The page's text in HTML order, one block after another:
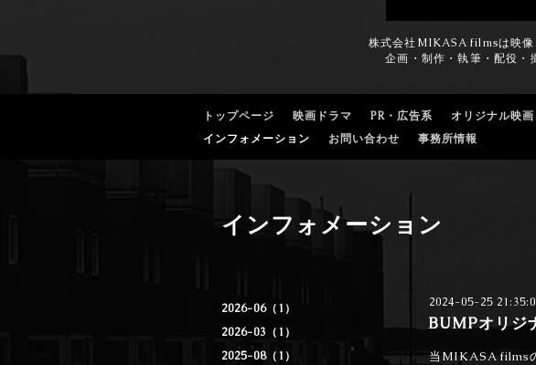
株式会社MIKASA filmsは映像
企画・制作・執筆・配役・
トップページ 映画ドラマ PR・広告系 オリジナル映
インフォメーション
お問い合わせ 事務所情報
2026-06（1）
2026-03（1）
2025-08（1）
インフォメーション
2024-05-25
BUMPオリジ
当MIKASA films